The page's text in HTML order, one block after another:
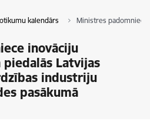
kalendārs Ministres padomniece
inovāciju
Latvijas
industriju
pasākumā